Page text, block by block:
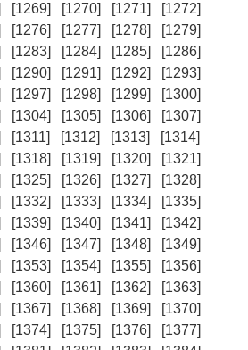
[1269] [1270] [1271]
[1272]
[1276] [1277] [1278]
[1279]
[1283] [1284] [1285]
[1286]
[1290] [1291] [1292]
[1293]
[1297] [1298] [1299]
[1300]
[1304] [1305] [1306]
[1307]
[1311] [1312] [1313]
[1314]
[1318] [1319] [1320]
[1321]
[1325] [1326] [1327]
[1328]
[1332] [1333] [1334]
[1335]
[1339] [1340] [1341]
[1342]
[1346] [1347] [1348]
[1349]
[1353] [1354] [1355]
[1356]
[1360] [1361] [1362]
[1363]
[1367] [1368] [1369]
[1370]
[1374] [1375] [1376]
[1377]